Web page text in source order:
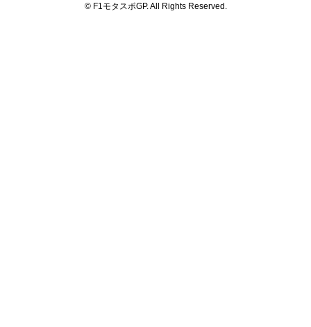
© F1モタスポGP. All Rights Reserved.